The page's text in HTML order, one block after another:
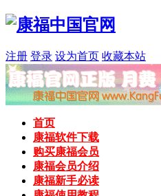
注册 登录 设为首页 收藏本站
首页
康福软件下载
购买康福会员
康福会员介绍
康福新手必读